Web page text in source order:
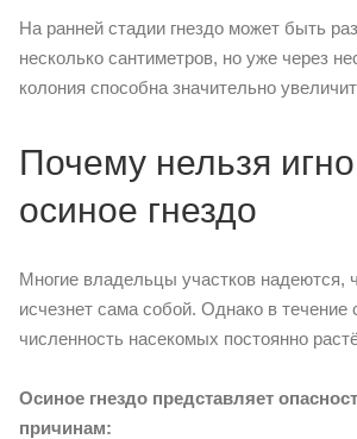
На ранней стадии гнездо может быть
несколько сантиметров, но уже через
колония способна значительно
Почему нельзя
осиное гнездо
Многие владельцы участков надеются,
исчезнет сама собой. Однако в течение
численность насекомых постоянно
Осиное гнездо представляет
причинам: